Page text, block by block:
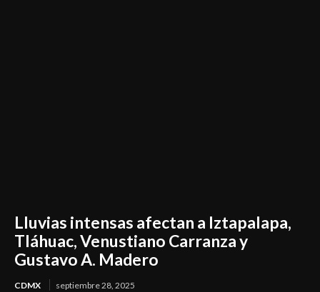
Lluvias intensas afectan a Iztapalapa,
Tláhuac, Venustiano Carranza y
Gustavo A. Madero
CDMX septiembre 28, 2025